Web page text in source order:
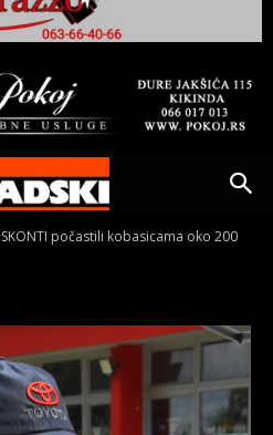
počastili kobasicama oko 200